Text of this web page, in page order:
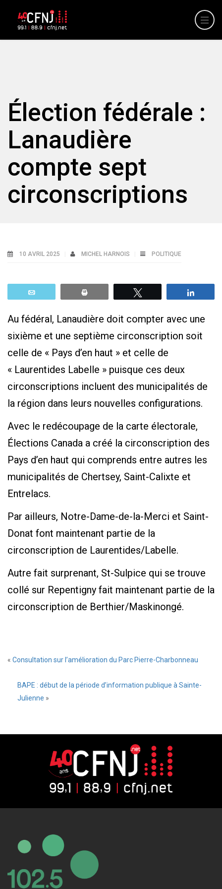
Élection fédérale :
Lanaudière
compte sept
circonscriptions
10 AVRIL 2025 MICHEL HARNOIS POLITIQUE
Au fédéral, Lanaudière doit compter avec une
sixième et une septième circonscription soit
celle de « Pays d’en haut » et celle de
« Laurentides Labelle » puisque ces deux
circonscriptions incluent des municipalités de
la région dans leurs nouvelles configurations.
Avec le redécoupage de la carte électorale,
Élections Canada a créé la circonscription des
Pays d’en haut qui comprends entre autres les
municipalités de Chertsey, Saint-Calixte et
Entrelacs.
Par ailleurs, Notre-Dame-de-la-Merci et Saint-
Donat font maintenant partie de la
circonscription de Laurentides/Labelle.
Autre fait surprenant, St-Sulpice qui se trouve
collé sur Repentigny fait maintenant partie de la
circonscription de Berthier/Maskinongé.
« Consultation sur l’amélioration du Parc Pierre-Charbonneau
BAPE : début de la période d’information publique à Sainte-
Julienne »